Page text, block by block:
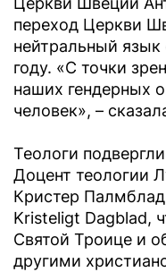
переход Церкви
нейтральный
году. «С точки
наших гендерных
человек», –
Теологи
Доцент теологии
Кристер Палмблад
Kristeligt Dagblad,
Святой Троице и
другими